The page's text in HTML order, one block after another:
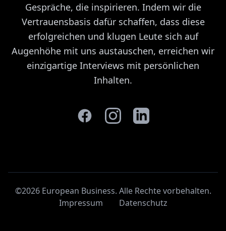
Gespräche, die inspirieren. Indem wir die
Vertrauensbasis dafür schaffen, dass diese
erfolgreichen und klugen Leute sich auf
Augenhöhe mit uns austauschen, erreichen wir
einzigartige Interviews mit persönlichen
Inhalten.
©2026 European Business. Alle Rechte vorbehalten.
Impressum
Datenschutz